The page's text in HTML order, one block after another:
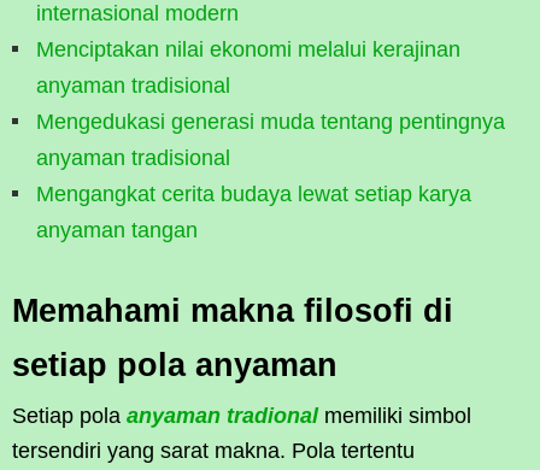
internasional modern
Menciptakan nilai ekonomi melalui kerajinan
anyaman tradisional
Mengedukasi generasi muda tentang pentingnya
anyaman tradisional
Mengangkat cerita budaya lewat setiap karya
anyaman tangan
Memahami makna filosofi di
setiap pola anyaman
Setiap pola anyaman tradionalmemiliki simbol
tersendiri yang sarat makna. Pola tertentu